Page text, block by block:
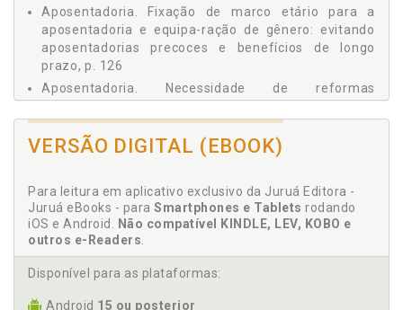
p. 63
3.1.2 Regime contábil de caixa, p. 67
3.1.3 Financiamento indireto do RGPS e atuação do
orçamento fiscal da União, p. 68
3.1.4 Financiamento direto do RGPS: o papel das
contribuições sociais, p. 72
3.1.4.1 Contribuição do empregador, da empresa e
entidades equiparadas, p. 74
3.1.4.2 Contribuição do trabalhador e demais
3.1.4.3 Contribuição sobre a receita de concursos
de prognóstico, p. 81
3.1.4.4 Contribuição do importador de bens e
3.1.4.5 Outras fontes de arrecadação, p. 82
Aposentadoria. Fixação de marco etário para a
aposentadoria e equipa-ração de gênero: evitando
aposentadorias precoces e benefícios de longo
prazo, p. 126
Aposentadoria. Necessidade de reformas
RGPS: alterações no regramento da aposentadoria à
luz do envelhecimento populacional, p. 119
proteção previdenciá-ria à velhice: memória
constitucional brasileira, p. 35
Aposentadoria. Reforma da política de
aposentadoria do RGPS: uma exigência
demográfica, p. 99
Aposentadoria. Reformas estruturais na política de
aposentadoria do RGPS: breve análise a partir do
VERSÃO DIGITAL (EBOOK)
Para leitura em aplicativo exclusivo da Juruá Editora -
Juruá eBooks - para Smartphones e Tablets rodando
iOS e Android. Não compatível KINDLE, LEV, KOBO e
outros e-Readers.
Disponível para as plataformas:
Android 15 ou posterior